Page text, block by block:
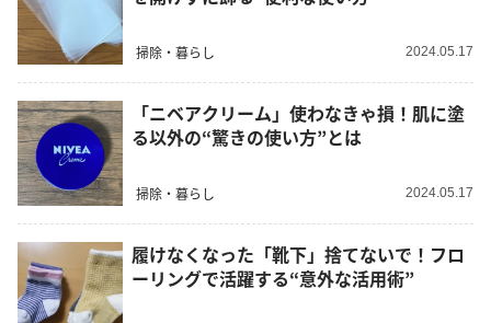
掃除・暮らし 2024.05.17
「ニベアクリーム」使わなきゃ損！肌に塗
る以外の“驚きの使い方”とは
掃除・暮らし 2024.05.17
履けなくなった「靴下」捨てないで！フロ
ーリングで活躍する“意外な活用術”